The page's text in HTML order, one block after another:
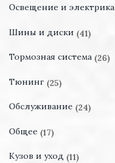
Освещение и электрика
Шины и диски (41)
Тормозная система (26)
Тюнинг (25)
Обслуживание (24)
Общее (17)
Кузов и уход (11)